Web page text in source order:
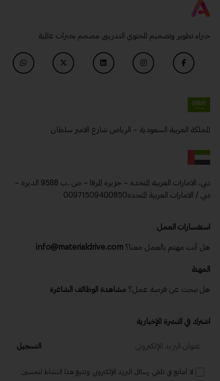
خبراء تطوير وتصميم المحتوي التدريبى مصمم بخبرات عالمية
المملكة العربية السعودية – الرياض شارع الامير سلطان
دبي، الامارات العربية المتحدة – جزيرة المرفا – ص .ب 9588 الديرة –
دبي / الامارات العربية المتحدة00971509400850
استفسارات العمل
هل أنت مهتم بالعمل معنا؟ info@materialdrive.com
المهنة
هل تبحث عن فرصة عمل؟ مشاهدة الوظائف الشاغرة
اشترك في النشرة الإخبارية
التسجيل
لا أمانع في تلقي رسائل البريد الإلكتروني وتتبع هذا النشاط لتحسين